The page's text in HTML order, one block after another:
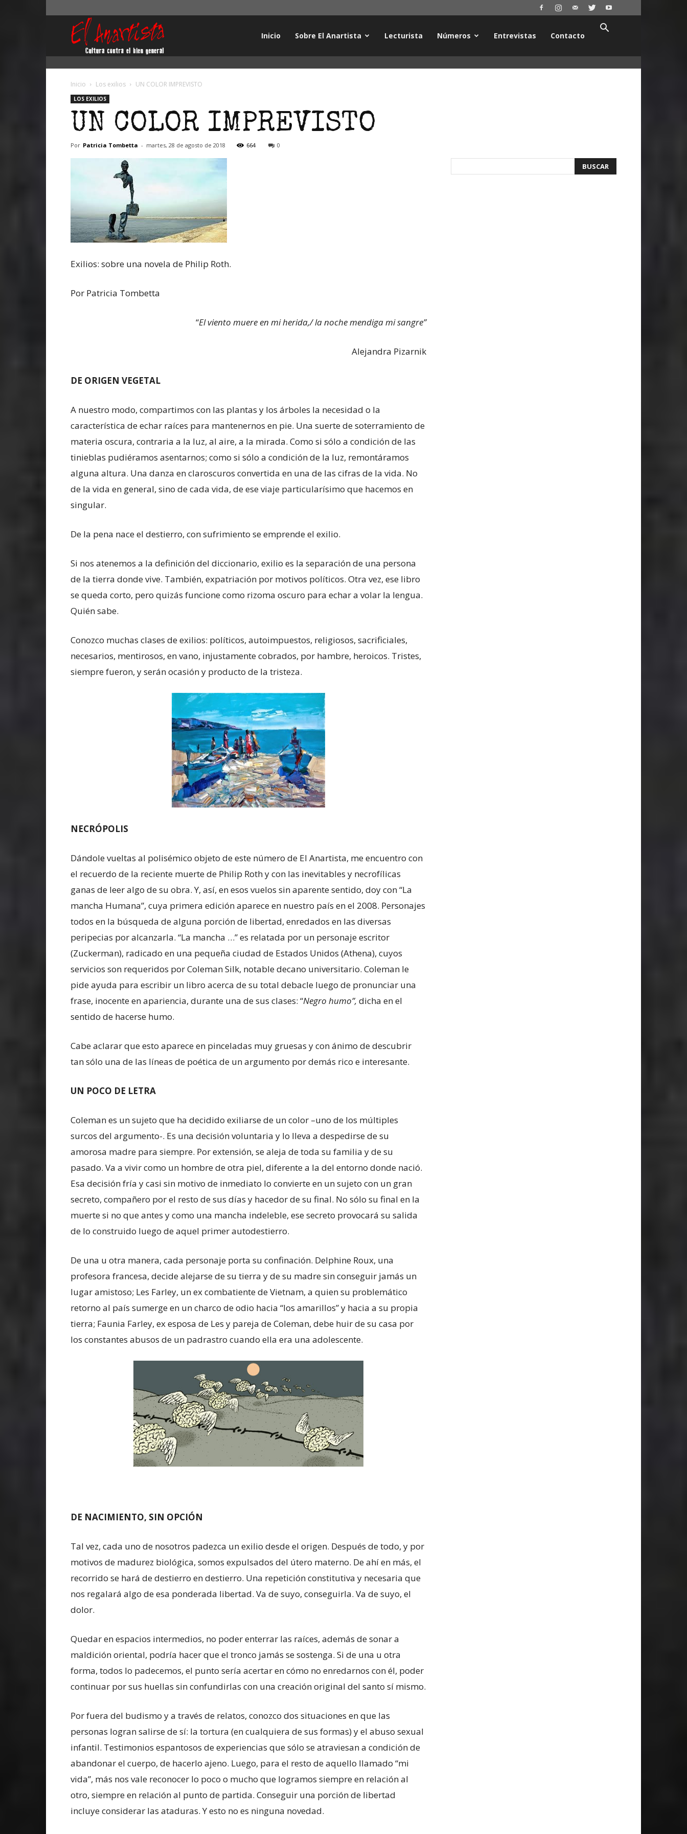
Inicio Sobre El Anartista Lecturista Números Entrevistas Contacto
Inicio Los exilios UN COLOR IMPREVISTO
LOS EXILIOS
UN COLOR IMPREVISTO
Por Patricia Tombetta - martes, 28 de agosto de 2018 664 0
Exilios: sobre una novela de Philip Roth.
Por Patricia Tombetta
“El viento muere en mi herida,/ la noche mendiga mi sangre”
Alejandra Pizarnik
DE ORIGEN VEGETAL
A nuestro modo, compartimos con las plantas y los árboles la necesidad o la
característica de echar raíces para mantenernos en pie. Una suerte de soterramiento de
materia oscura, contraria a la luz, al aire, a la mirada. Como si sólo a condición de las
tinieblas pudiéramos asentarnos; como si sólo a condición de la luz, remontáramos
alguna altura. Una danza en claroscuros convertida en una de las cifras de la vida. No
de la vida en general, sino de cada vida, de ese viaje particularísimo que hacemos en
singular.
De la pena nace el destierro, con sufrimiento se emprende el exilio.
Si nos atenemos a la definición del diccionario, exilio es la separación de una persona
de la tierra donde vive. También, expatriación por motivos políticos. Otra vez, ese libro
se queda corto, pero quizás funcione como rizoma oscuro para echar a volar la lengua.
Quién sabe.
Conozco muchas clases de exilios: políticos, autoimpuestos, religiosos, sacrificiales,
necesarios, mentirosos, en vano, injustamente cobrados, por hambre, heroicos. Tristes,
siempre fueron, y serán ocasión y producto de la tristeza.
NECRÓPOLIS
Dándole vueltas al polisémico objeto de este número de El Anartista, me encuentro con
el recuerdo de la reciente muerte de Philip Roth y con las inevitables y necrofílicas
ganas de leer algo de su obra. Y, así, en esos vuelos sin aparente sentido, doy con “La
mancha Humana”, cuya primera edición aparece en nuestro país en el 2008. Personajes
todos en la búsqueda de alguna porción de libertad, enredados en las diversas
peripecias por alcanzarla. “La mancha …” es relatada por un personaje escritor
(Zuckerman), radicado en una pequeña ciudad de Estados Unidos (Athena), cuyos
servicios son requeridos por Coleman Silk, notable decano universitario. Coleman le
pide ayuda para escribir un libro acerca de su total debacle luego de pronunciar una
frase, inocente en apariencia, durante una de sus clases: “Negro humo”, dicha en el
sentido de hacerse humo.
Cabe aclarar que esto aparece en pinceladas muy gruesas y con ánimo de descubrir
tan sólo una de las líneas de poética de un argumento por demás rico e interesante.
UN POCO DE LETRA
Coleman es un sujeto que ha decidido exiliarse de un color –uno de los múltiples
surcos del argumento-. Es una decisión voluntaria y lo lleva a despedirse de su
amorosa madre para siempre. Por extensión, se aleja de toda su familia y de su
pasado. Va a vivir como un hombre de otra piel, diferente a la del entorno donde nació.
Esa decisión fría y casi sin motivo de inmediato lo convierte en un sujeto con un gran
secreto, compañero por el resto de sus días y hacedor de su final. No sólo su final en la
muerte si no que antes y como una mancha indeleble, ese secreto provocará su salida
de lo construido luego de aquel primer autodestierro.
De una u otra manera, cada personaje porta su confinación. Delphine Roux, una
profesora francesa, decide alejarse de su tierra y de su madre sin conseguir jamás un
lugar amistoso; Les Farley, un ex combatiente de Vietnam, a quien su problemático
retorno al país sumerge en un charco de odio hacia “los amarillos” y hacia a su propia
tierra; Faunia Farley, ex esposa de Les y pareja de Coleman, debe huir de su casa por
los constantes abusos de un padrastro cuando ella era una adolescente.
DE NACIMIENTO, SIN OPCIÓN
Tal vez, cada uno de nosotros padezca un exilio desde el origen. Después de todo, y por
motivos de madurez biológica, somos expulsados del útero materno. De ahí en más, el
recorrido se hará de destierro en destierro. Una repetición constitutiva y necesaria que
nos regalará algo de esa ponderada libertad. Va de suyo, conseguirla. Va de suyo, el
dolor.
Quedar en espacios intermedios, no poder enterrar las raíces, además de sonar a
maldición oriental, podría hacer que el tronco jamás se sostenga. Si de una u otra
forma, todos lo padecemos, el punto sería acertar en cómo no enredarnos con él, poder
continuar por sus huellas sin confundirlas con una creación original del santo sí mismo.
Por fuera del budismo y a través de relatos, conozco dos situaciones en que las
personas logran salirse de sí: la tortura (en cualquiera de sus formas) y el abuso sexual
infantil. Testimonios espantosos de experiencias que sólo se atraviesan a condición de
abandonar el cuerpo, de hacerlo ajeno. Luego, para el resto de aquello llamado “mi
vida”, más nos vale reconocer lo poco o mucho que logramos siempre en relación al
otro, siempre en relación al punto de partida. Conseguir una porción de libertad
incluye considerar las ataduras. Y esto no es ninguna novedad.